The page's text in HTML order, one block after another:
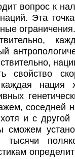
вопрос к
Эта
ограничения.
свойство
нация
соседней
и с другой
сможем
тысячи